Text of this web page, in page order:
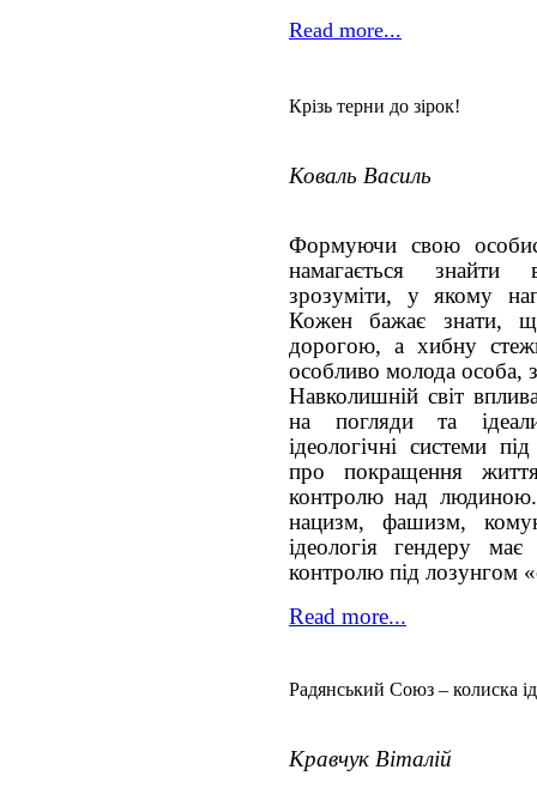
Read more...
Крізь терни до зірок!
Коваль Василь
Формуючи свою
намагається знайти
зрозуміти, у якому
Кожен бажає знати,
дорогою, а хибну
особливо молода особа,
Навколишній світ
на погляди та
ідеологічні системи
про покращення
контролю над
нацизм, фашизм,
ідеологія гендеру
контролю під лозунгом
Read more...
Радянський Союз – колиска
Кравчук Віталій